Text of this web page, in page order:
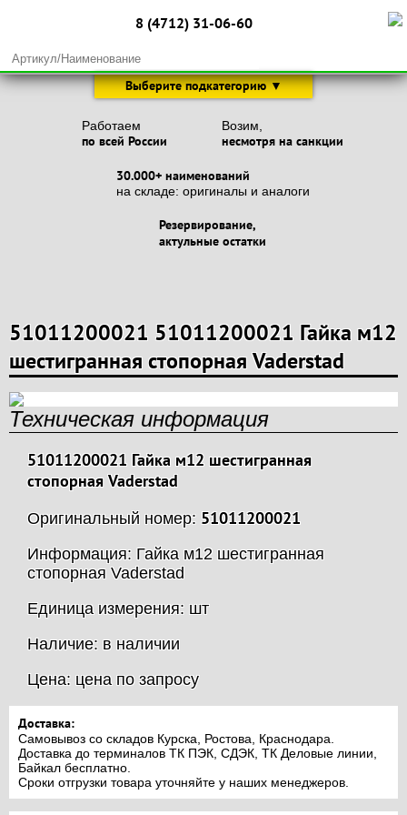
8 (4712) 31-06-60
Работаем
по всей России
Возим,
несмотря на санкции
30.000+ наименований
на складе: оригиналы и аналоги
Резервирование,
актульные остатки
Выберите подкатегорию ▼
Запчасти для сеялок
Запчасти для плугов
Запчасти для культиваторов
Запчасти для глубокорыхлителей
Запчасти для мульчировщиков и фрез
51011200021 51011200021 Гайка м12
шестигранная стопорная Vaderstad
Техническая информация
51011200021 Гайка м12 шестигранная
стопорная Vaderstad
Оригинальный номер: 51011200021
Информация: Гайка м12 шестигранная
стопорная Vaderstad
Единица измерения: шт
Наличие: в наличии
Цена: цена по запросу
Доставка:
Самовывоз со складов Курска, Ростова, Краснодара.
Доставка до терминалов ТК ПЭК, СДЭК, ТК Деловые линии,
Байкал бесплатно.
Сроки отгрузки товара уточняйте у наших менеджеров.